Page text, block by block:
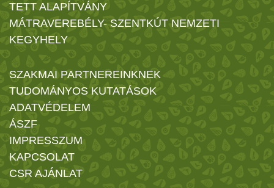
TETT ALAPÍTVÁNY
MÁTRAVEREBÉLY- SZENTKÚT NEMZETI
KEGYHELY
SZAKMAI PARTNEREINKNEK
TUDOMÁNYOS KUTATÁSOK
ADATVÉDELEM
ÁSZF
IMPRESSZUM
KAPCSOLAT
CSR AJÁNLAT